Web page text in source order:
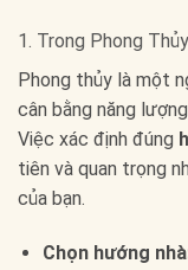
1. Trong Phong
Phong thủy là một
cân bằng năng
Việc xác định đúng
tiên và quan trọng
của bạn.
Chọn hướng